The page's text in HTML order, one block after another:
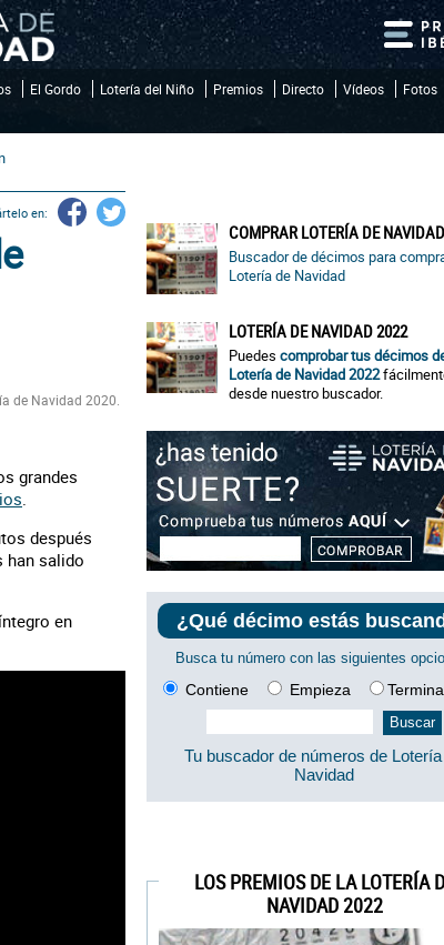
El Gordo Lotería del Niño Premios Directo Vídeos
Fotos
en:
de Navidad 2020.
grandes
.
después
han salido
en
COMPRAR LOTERÍA DE NAVIDAD
Buscador de décimos para
Lotería de Navidad
LOTERÍA DE NAVIDAD 2022
Puedes comprobar tus décimos
Lotería de Navidad 2022
desde nuestro buscador.
¿Qué décimo estás
Busca tu número con las siguientes
Contiene Empieza Termina
Tu buscador de números de
Navidad
LOS PREMIOS DE LA LOTERÍA
NAVIDAD 2022